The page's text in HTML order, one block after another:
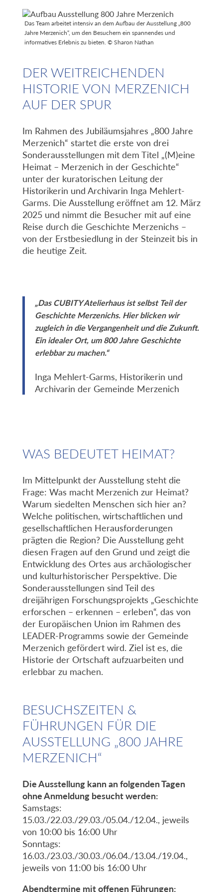
Das Team arbeitet intensiv an dem Aufbau der Ausstellung „800
Jahre Merzenich“, um den Besuchern ein spannendes und
informatives Erlebnis zu bieten. © Sharon Nathan
DER WEITREICHENDEN
HISTORIE VON MERZENICH
AUF DER SPUR
Im Rahmen des Jubiläumsjahres „800 Jahre
Merzenich“ startet die erste von drei
Sonderausstellungen mit dem Titel „(M)eine
Heimat – Merzenich in der Geschichte“
unter der kuratorischen Leitung der
Historikerin und Archivarin Inga Mehlert-
Garms. Die Ausstellung eröffnet am 12. März
2025 und nimmt die Besucher mit auf eine
Reise durch die Geschichte Merzenichs –
von der Erstbesiedlung in der Steinzeit bis in
die heutige Zeit.
„Das CUBITY Atelierhaus ist selbst Teil der
Geschichte Merzenichs. Hier blicken wir
zugleich in die Vergangenheit und die Zukunft.
Ein idealer Ort, um 800 Jahre Geschichte
erlebbar zu machen.“
Inga Mehlert-Garms, Historikerin und
Archivarin der Gemeinde Merzenich
WAS BEDEUTET HEIMAT?
Im Mittelpunkt der Ausstellung steht die
Frage: Was macht Merzenich zur Heimat?
Warum siedelten Menschen sich hier an?
Welche politischen, wirtschaftlichen und
gesellschaftlichen Herausforderungen
prägten die Region? Die Ausstellung geht
diesen Fragen auf den Grund und zeigt die
Entwicklung des Ortes aus archäologischer
und kulturhistorischer Perspektive. Die
Sonderausstellungen sind Teil des
dreijährigen Forschungsprojekts „Geschichte
erforschen – erkennen – erleben“, das von
der Europäischen Union im Rahmen des
LEADER-Programms sowie der Gemeinde
Merzenich gefördert wird. Ziel ist es, die
Historie der Ortschaft aufzuarbeiten und
erlebbar zu machen.
BESUCHSZEITEN &
FÜHRUNGEN FÜR DIE
AUSSTELLUNG „800 JAHRE
MERZENICH“
Die Ausstellung kann an folgenden Tagen
ohne Anmeldung besucht werden:
Samstags:
15.03./22.03./29.03./05.04./12.04., jeweils
von 10:00 bis 16:00 Uhr
Sonntags:
16.03./23.03./30.03./06.04./13.04./19.04.,
jeweils von 11:00 bis 16:00 Uhr
Abendtermine mit offenen Führungen: